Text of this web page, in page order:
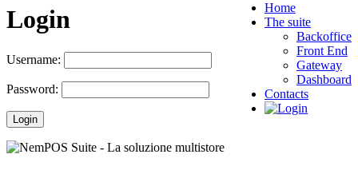
Home
The suite
Backoffice
Front End
Gateway
Dashboard
Contacts
Login
Username:
Password:
Login